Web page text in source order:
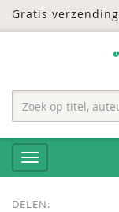
Gratis verzending
DELEN: